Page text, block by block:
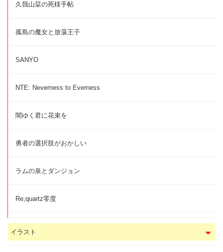
久我山栞の死様手帖
孤島の魔女と放蕩王子
SANYO
NTE: Neverness to Everness
闇ゆく君に花束を
勇者の選択肢がおかしい
ラムの泉とダンジョン
Re;quartz零度
イラスト